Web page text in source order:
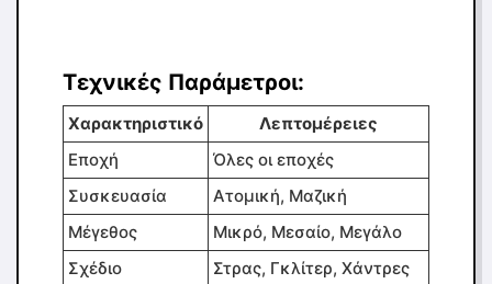
Τεχνικές Παράμετροι:
Χαρακτηριστικό
Λεπτομέρειες
Εποχή
Όλες οι εποχές
Συσκευασία
Ατομική, Μαζική
Μέγεθος
Μικρό, Μεσαίο, Μεγάλο
Σχέδιο
Στρας, Γκλίτερ, Χάντρες